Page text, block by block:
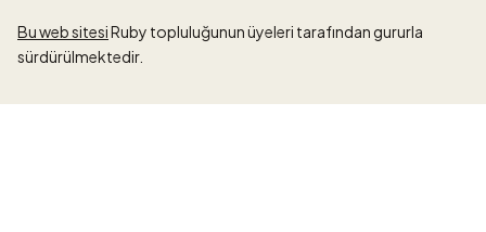
Bu web sitesiRuby topluluğunun üyeleri tarafından gururla
sürdürülmektedir.